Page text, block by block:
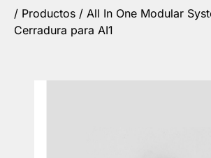
/ Productos / All In One Modular
Cerradura para AI1